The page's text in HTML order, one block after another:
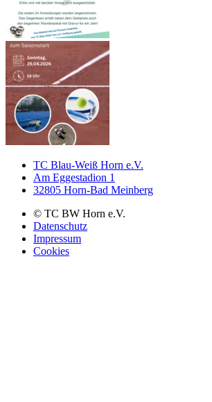
TC Blau-Weiß Horn e.V.
Am Eggestadion 1
32805 Horn-Bad Meinberg
© TC BW Horn e.V.
Datenschutz
Impressum
Cookies